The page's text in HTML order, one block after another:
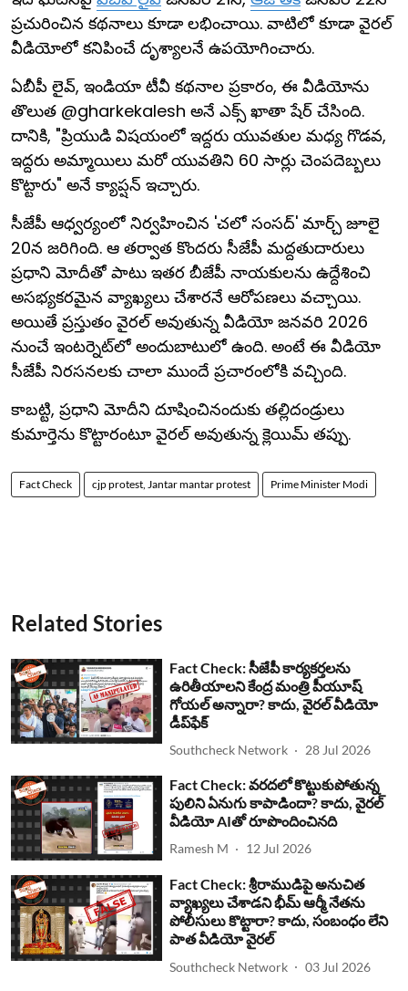
ప్రచురించిన కథనాలు కూడా లభించాయి. వాటిలో కూడా వైరల్
వీడియోలో కనిపించే దృశ్యాలనే ఉపయోగించారు.
ఏబీపీ లైవ్, ఇండియా టీవీ కథనాల ప్రకారం, ఈ వీడియోను
తొలుత @gharkekalesh అనే ఎక్స్ ఖాతా షేర్ చేసింది.
దానికి, "ప్రియుడి విషయంలో ఇద్దరు యువతుల మధ్య గొడవ,
ఇద్దరు అమ్మాయిలు మరో యువతిని 60 సార్లు చెంపదెబ్బలు
కొట్టారు" అనే క్యాప్షన్ ఇచ్చారు.
సీజేపీ ఆధ్వర్యంలో నిర్వహించిన 'చలో సంసద్' మార్చ్ జూలై
20న జరిగింది. ఆ తర్వాత కొందరు సీజేపీ మద్దతుదారులు
ప్రధాని మోదీతో పాటు ఇతర బీజేపీ నాయకులను ఉద్దేశించి
అసభ్యకరమైన వ్యాఖ్యలు చేశారనే ఆరోపణలు వచ్చాయి.
అయితే ప్రస్తుతం వైరల్ అవుతున్న వీడియో జనవరి 2026
నుంచే ఇంటర్నెట్‌లో అందుబాటులో ఉంది. అంటే ఈ వీడియో
సీజేపీ నిరసనలకు చాలా ముందే ప్రచారంలోకి వచ్చింది.
కాబట్టి, ప్రధాని మోదీని దూషించినందుకు తల్లిదండ్రులు
కుమార్తెను కొట్టారంటూ వైరల్ అవుతున్న క్లెయిమ్ తప్పు.
Fact Check cjp protest, Jantar mantar protest Prime Minister Modi
Related Stories
Fact Check: సీజేపీ కార్యకర్తలను
ఉరితీయాలని కేంద్ర మంత్రి పీయూష్
గోయల్ అన్నారా? కాదు, వైరల్ వీడియో
డీప్‌ఫేక్
Southcheck Network 28 Jul 2026
Fact Check: వరదలో కొట్టుకుపోతున్న
పులిని ఏనుగు కాపాడిందా? కాదు, వైరల్
వీడియో AIతో రూపొందించినది
Ramesh M 12 Jul 2026
Fact Check: శ్రీరాముడిపై అనుచిత
వ్యాఖ్యలు చేశాడని భీమ్ ఆర్మీ నేతను
పోలీసులు కొట్టారా? కాదు, సంబంధం లేని
పాత వీడియో వైరల్
Southcheck Network 03 Jul 2026